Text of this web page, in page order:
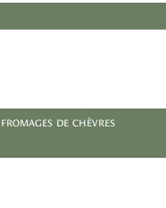
de chèvres